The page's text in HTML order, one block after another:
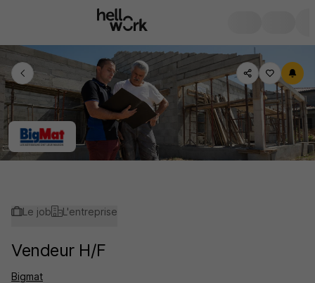
Le job L'entreprise
Vendeur H/F
Bigmat